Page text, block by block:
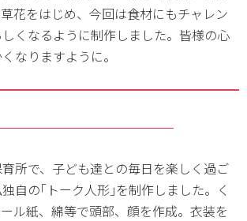
花をはじめ、今回は食材にもチャレン
くなるように制作しました。皆様の心
なりますように。
所で、子ども達との毎日を楽しく過ご
自の｢トーク人形｣を制作しました。く
ル紙、綿等で頭部、顔を作成。衣装を